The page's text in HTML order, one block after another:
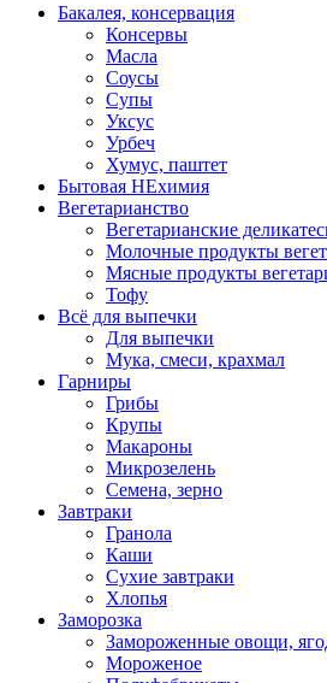
Бакалея, консервация
Консервы
Масла
Соусы
Супы
Уксус
Урбеч
Хумус, паштет
Бытовая НЕхимия
Вегетарианство
Вегетарианские
Молочные продукты
Мясные продукты
Тофу
Всё для выпечки
Для выпечки
Мука, смеси, крахмал
Гарниры
Грибы
Крупы
Макароны
Микрозелень
Семена, зерно
Завтраки
Гранола
Каши
Сухие завтраки
Хлопья
Заморозка
Замороженные овощи,
Мороженое